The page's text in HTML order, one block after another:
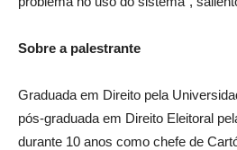
Sobre a palestrante
Graduada em Direito pela
pós-graduada em Direito Eleitoral
durante 10 anos como chefe de